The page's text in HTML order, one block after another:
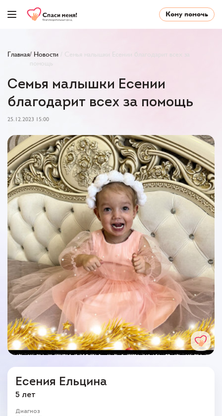
Кому помочь
Главная/ Новости
Семья малышки Есении благодарит всех за
помощь
Семья малышки Есении
благодарит всех за помощь
25.12.2023 15:00
Есения Ельцина
5 лет
Диагноз